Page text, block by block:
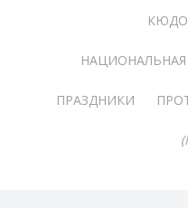
ПРАЗДНИКИ